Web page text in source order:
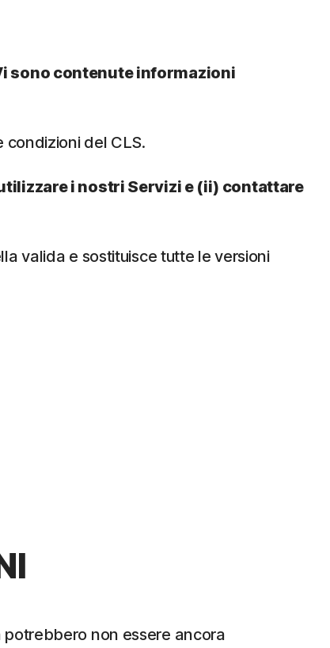
sono contenute informazioni
condizioni del CLS.
i nostri Servizi e (ii) contattare
valida e sostituisce tutte le versioni
non essere ancora